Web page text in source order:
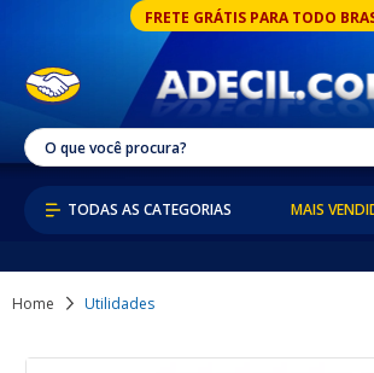
FRETE GRÁTIS PARA TODO
MAIS
Home Utilidades